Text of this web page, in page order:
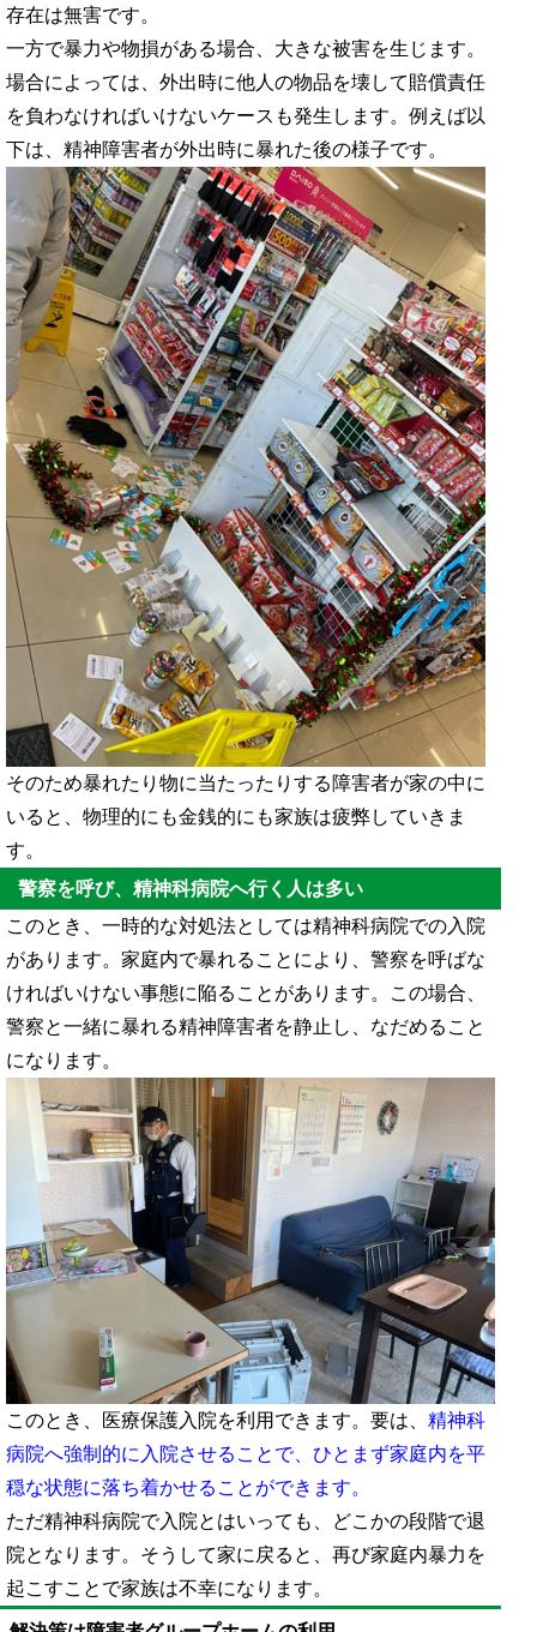
存在は無害です。
一方で暴力や物損がある場合、大きな被害を生じます。
場合によっては、外出時に他人の物品を壊して賠償責任
を負わなければいけないケースも発生します。例えば以
下は、精神障害者が外出時に暴れた後の様子です。
そのため暴れたり物に当たったりする障害者が家の中に
いると、物理的にも金銭的にも家族は疲弊していきま
す。
警察を呼び、精神科病院へ行く人は多い
このとき、一時的な対処法としては精神科病院での入院
があります。家庭内で暴れることにより、警察を呼ばな
ければいけない事態に陥ることがあります。この場合、
警察と一緒に暴れる精神障害者を静止し、なだめること
になります。
このとき、医療保護入院を利用できます。要は、 精神科
病院へ強制的に入院させることで、ひとまず家庭内を平
穏な状態に落ち着かせることができます。
ただ精神科病院で入院とはいっても、どこかの段階で退
院となります。そうして家に戻ると、再び家庭内暴力を
起こすことで家族は不幸になります。